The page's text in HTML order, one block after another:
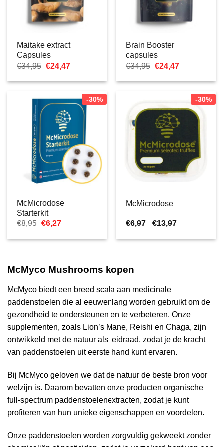
Maitake extract
Capsules
€34,95 Oorspronkelijke
was:
€24,47Huidige
is:
Brain Booster
capsules
€34,95 Oorspronkelijke
was:
€24,47Huidige
is:
-30%
McMicrodose
Starterkit
€8,95 Oorspronkelijke
was:
€6,27Huidige
is:
-30%
McMicrodose
€6,97 - €13,97Prijsklasse:
tot
McMyco Mushrooms kopen
McMyco biedt een breed scala aan medicinale
paddenstoelen die al eeuwenlang worden gebruikt om de
gezondheid te ondersteunen en te verbeteren. Onze
supplementen, zoals Lion’s Mane, Reishi en Chaga, zijn
ontwikkeld met de natuur als leidraad, zodat je de kracht
van paddenstoelen uit eerste hand kunt ervaren.
Bij McMyco geloven we dat de natuur de beste bron voor
welzijn is. Daarom bevatten onze producten organische
full-spectrum paddenstoelenextracten, zodat je kunt
profiteren van hun unieke eigenschappen en voordelen.
Onze paddenstoelen worden zorgvuldig gekweekt zonder